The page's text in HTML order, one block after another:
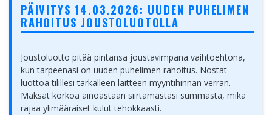
PÄIVITYS 14.03.2026: UUDEN PUHELIMEN
RAHOITUS JOUSTOLUOTOLLA
Joustoluotto pitää pintansa joustavimpana vaihtoehtona,
kun tarpeenasi on uuden puhelimen rahoitus. Nostat
luottoa tilillesi tarkalleen laitteen myyntihinnan verran.
Maksat korkoa ainoastaan siirtämästäsi summasta, mikä
rajaa ylimääräiset kulut tehokkaasti.